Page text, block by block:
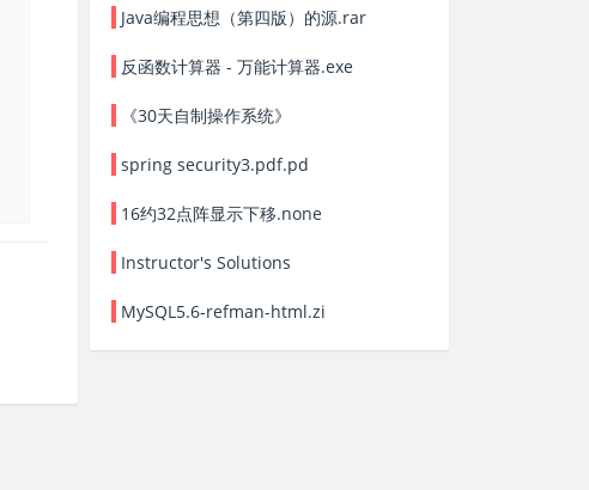
Java编程思想（第四版）的源.rar
反函数计算器 - 万能计算器.exe
《30天自制操作系统》
spring security3.pdf.pd
16约32点阵显示下移.none
Instructor's Solutions
MySQL5.6-refman-html.zi